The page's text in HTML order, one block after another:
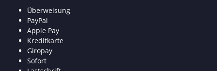
Überweisung
PayPal
Apple Pay
Kreditkarte
Giropay
Sofort